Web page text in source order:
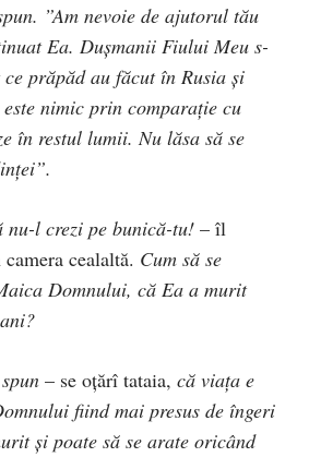
”Am nevoie de ajutorul tău
Ea. Duşmanii Fiului Meu s-
prăpăd au făcut în Rusia şi
nimic prin comparaţie cu
în restul lumii. Nu lăsa să se
nu-l crezi pe bunică-tu! – îl
cealaltă. Cum să se
Domnului, că Ea a murit
– se oţărî tataia, că viaţa e
fiind mai presus de îngeri
şi poate să se arate oricând